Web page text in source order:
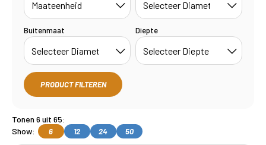
Buitenmaat Diepte
PRODUCT FILTEREN
Tonen 6 uit 65:
Show:
6 12 24 50